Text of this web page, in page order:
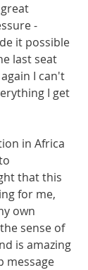
-
it possible
last seat
I can't
I get
in Africa
that this
for me,
own
sense of
is amazing
message